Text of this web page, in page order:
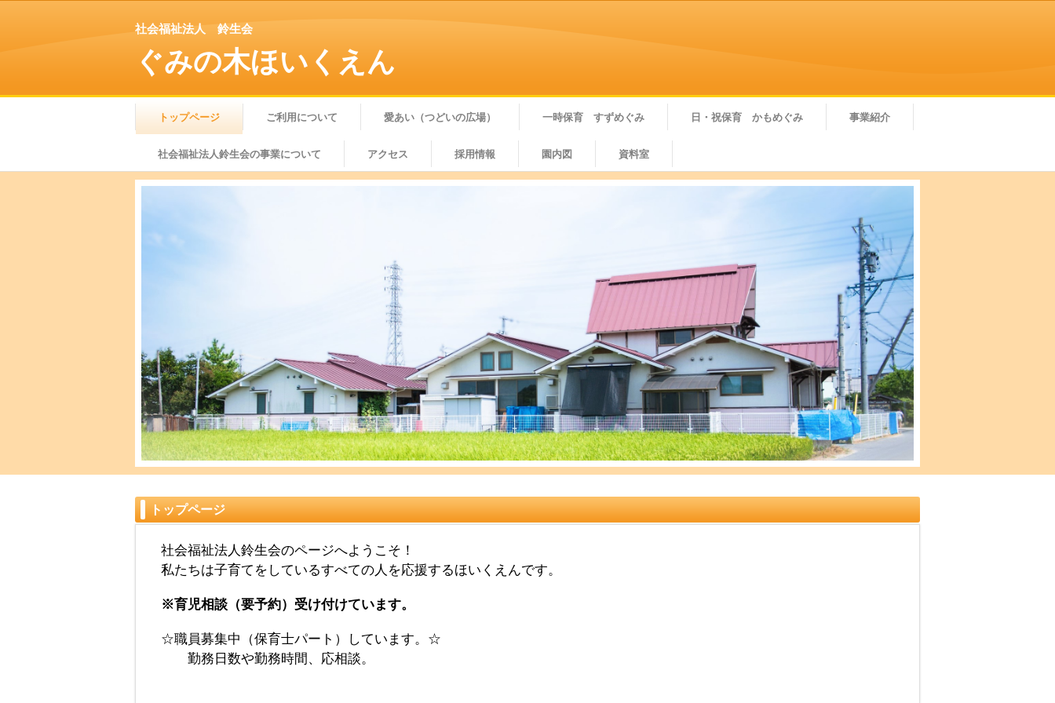
社会福祉法人 鈴生会
ぐみの木ほいくえん
トップページ ご利用について 愛あい（つどいの広場） 一時保育 すずめぐみ 日・祝保育 かもめぐみ 事業紹介
社会福祉法人鈴生会の事業について アクセス 採用情報 園内図 資料室
トップページ
社会福祉法人鈴生会のページへようこそ！
私たちは子育てをしているすべての人を応援するほいくえんです。
※育児相談（要予約）受け付けています。
☆職員募集中（保育士パート）しています。 ☆
勤務日数や勤務時間、応相談。